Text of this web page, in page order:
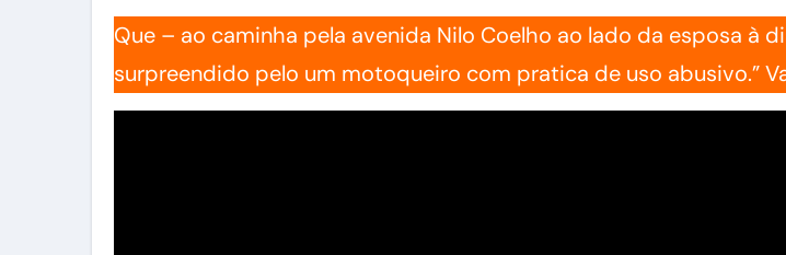
Que – ao caminha pela avenida Nilo Coelho ao lado da esposa à
surpreendido pelo um motoqueiro com pratica de uso abusivo.”